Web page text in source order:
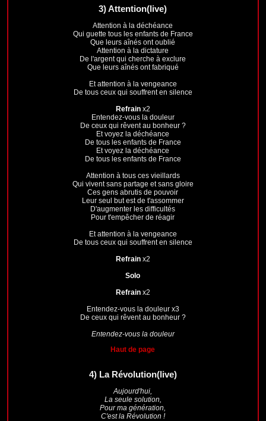
3)Attention(live)
Attention à la déchéance
Qui guette tous les enfants de France
Que leurs aînés ont oublié
Attention à la dictature
De l'argent qui cherche à exclure
Que leurs aînés ont fabriqué
Et attention à la vengeance
De tous ceux qui souffrent en silence
Refrainx2
Entendez-vous la douleur
De ceux qui rêvent au bonheur ?
Et voyez la déchéance
De tous les enfants de France
Et voyez la déchéance
De tous les enfants de France
Attention à tous ces vieillards
Qui vivent sans partage et sans gloire
Ces gens abrutis de pouvoir
Leur seul but est de t'assommer
D'augmenter les difficultés
Pour t'empêcher de réagir
Et attention à la vengeance
De tous ceux qui souffrent en silence
Refrainx2
Solo
Refrainx2
Entendez-vous la douleur x3
De ceux qui rêvent au bonheur ?
Entendez-vous la douleur
Haut de page
4) La Révolution(live)
Aujourd'hui,
La seule solution,
Pour ma génération,
C'est la Révolution !